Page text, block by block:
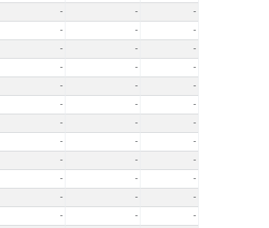
- -
-
- -
-
- -
-
- -
-
- -
-
- -
-
- -
-
- -
-
- -
-
- -
-
- -
-
- -
-